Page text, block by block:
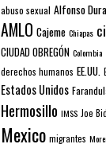
abuso sexual Alfonso
AMLO Cajeme Chiapas
CIUDAD OBREGÓN Colombia
derechos humanos EE.UU.
Estados Unidos
Hermosillo IMSS Joe
Mexico migrantes